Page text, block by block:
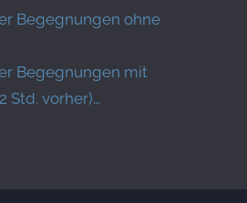
Begegnungen ohne
Begegnungen mit
Std. vorher)…